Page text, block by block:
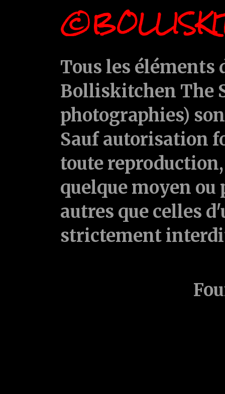
Tous les
Bolliskitchen The
photographies)
Sauf autorisation
toute
quelque moyen ou
autres que celles
strictement